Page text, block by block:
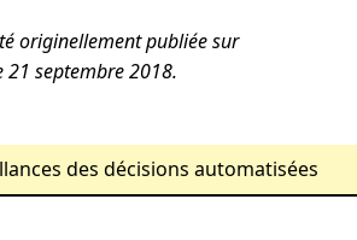
originellement publiée sur
21 septembre 2018.
des décisions automatisées